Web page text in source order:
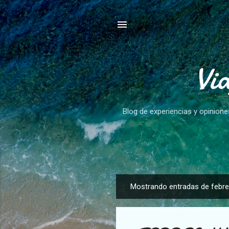
Blog de experiencias y
n
Mostrando entradas de